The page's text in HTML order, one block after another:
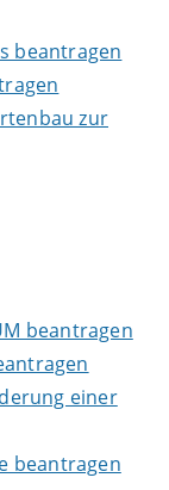
beantragen
zur
beantragen
einer
beantragen